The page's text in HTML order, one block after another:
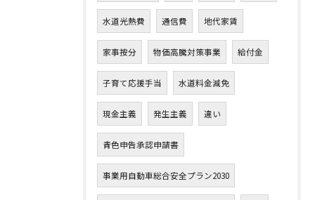
水道光熱費 通信費 地代家賃
家事按分 物価高騰対策事業 給付金
子育て応援手当 水道料金減免
現金主義 発生主義 違い
青色申告承認申請書
事業用自動車総合安全プラン2030